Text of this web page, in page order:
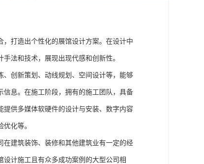
打造出个性化的展馆设计方案。在设计中
法和技术，展现出现代感和创新性。
创新策划、动线规划、空间设计等，能够
息。在施工阶段，拥有的施工团队，具备
供多媒体软硬件的设计与安装、数字内容
化等。
建筑装饰、装修和其他建筑业有一定的经
计施工且有众多成功案例的大型公司相